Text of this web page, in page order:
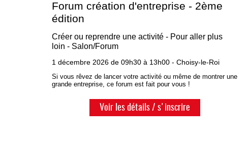
Forum création d'entreprise - 2ème
édition
Créer ou reprendre une activité - Pour aller plus
loin - Salon/Forum
1 décembre 2026 de 09h30 à 13h00 - Choisy-le-Roi
Si vous rêvez de lancer votre activité ou même de montrer une
grande entreprise, ce forum est fait pour vous !
Voir les détails / s'inscrire